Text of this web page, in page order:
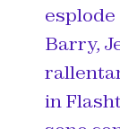
esplode
Barry,
in